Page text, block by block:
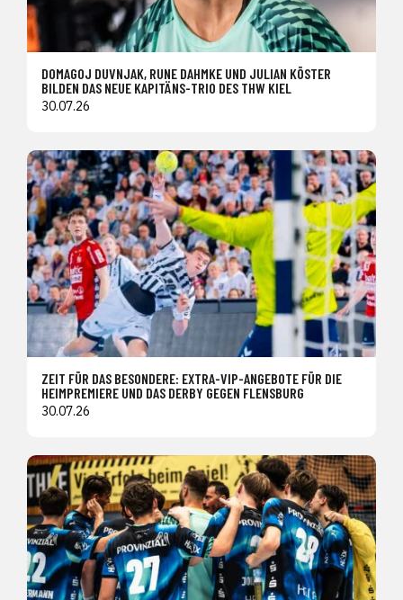
DOMAGOJ DUVNJAK, RUNE DAHMKE UND JULIAN KÖSTER
BILDEN DAS NEUE KAPITÄNS-TRIO DES THW KIEL
30.07.26
ZEIT FÜR DAS BESONDERE: EXTRA-VIP-ANGEBOTE FÜR DIE
HEIMPREMIERE UND DAS DERBY GEGEN FLENSBURG
30.07.26